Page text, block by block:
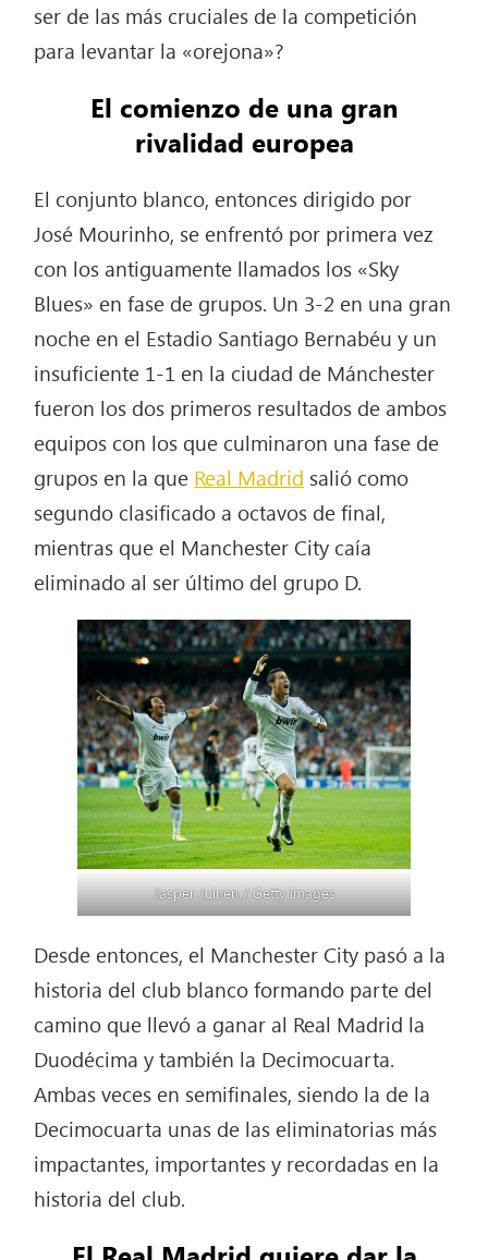
ser de las más cruciales de la competición
para levantar la «orejona»?
El comienzo de una gran
rivalidad europea
El conjunto blanco, entonces dirigido por
José Mourinho, se enfrentó por primera vez
con los antiguamente llamados los «Sky
Blues» en fase de grupos. Un 3-2 en una gran
noche en el Estadio Santiago Bernabéu y un
insuficiente 1-1 en la ciudad de Mánchester
fueron los dos primeros resultados de ambos
equipos con los que culminaron una fase de
grupos en la que Real Madrid salió como
segundo clasificado a octavos de final,
mientras que el Manchester City caía
eliminado al ser último del grupo D.
Jasper Juinen / Getty Images
Desde entonces, el Manchester City pasó a la
historia del club blanco formando parte del
camino que llevó a ganar al Real Madrid la
Duodécima y también la Decimocuarta.
Ambas veces en semifinales, siendo la de la
Decimocuarta unas de las eliminatorias más
impactantes, importantes y recordadas en la
historia del club.